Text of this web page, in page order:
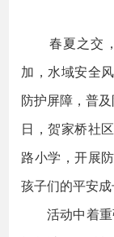
春夏之交，
加，水域安全
防护屏障，普
日，贺家桥社
路小学，开展
孩子们的平安成
活动中着重